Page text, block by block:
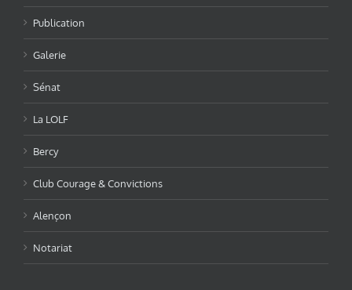
Publication
Galerie
Sénat
La LOLF
Bercy
Club Courage & Convictions
Alençon
Notariat